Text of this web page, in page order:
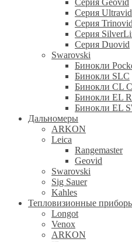
Серия Geovid
Серия Ultravid
Серия Trinovid
Серия
Серия Duovid
Swarovski
Бинокли
Бинокли SLC
Бинокли CL
Бинокли EL
Бинокли EL
Дальномеры
ARKON
Leica
Rangemaster
Geovid
Swarovski
Sig Sauer
Kahles
Тепловизионные
Longot
Venox
ARKON